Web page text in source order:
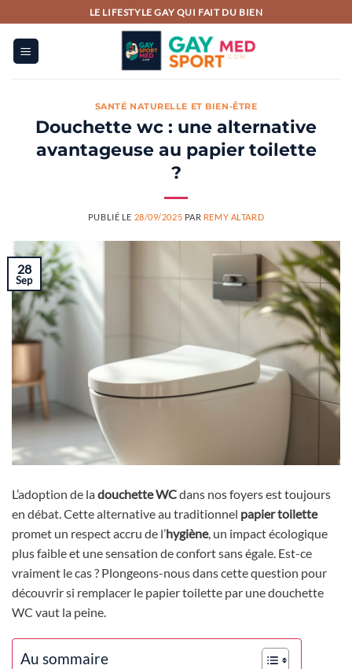
au
contenu
LE LIFESTYLE GAY QUI FAIT DU BIEN
SANTÉ NATURELLE ET BIEN-ÊTRE
Douchette wc : une alternative
avantageuse au papier toilette
?
PUBLIÉ LE 28/09/2025 PAR REMY ALTARD
28
Sep
L’adoption de ladouchette WCdans nos foyers est toujours
en débat. Cette alternative au traditionnel papier toilette
promet un respect accru de l’hygiène, un impact écologique
plus faible et une sensation de confort sans égale. Est-ce
vraiment le cas ? Plongeons-nous dans cette question pour
découvrir si remplacer le papier toilette par une douchette
WC vaut la peine.
Au sommaire